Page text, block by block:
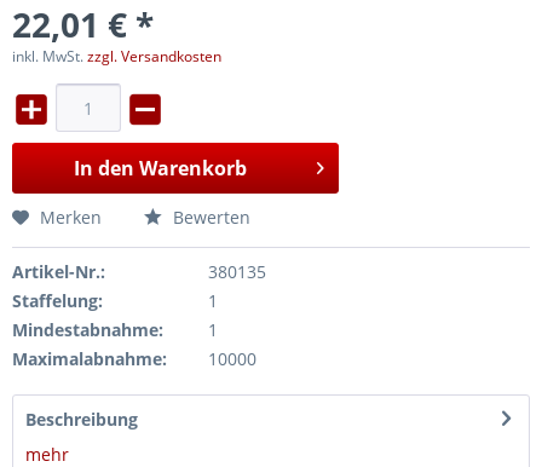
22,01 € *
inkl. MwSt.zzgl. Versandkosten
In den Warenkorb
Merken Bewerten
Artikel-Nr.:
380135
Staffelung:
1
Mindestabnahme:
1
Maximalabnahme:
10000
Beschreibung
mehr